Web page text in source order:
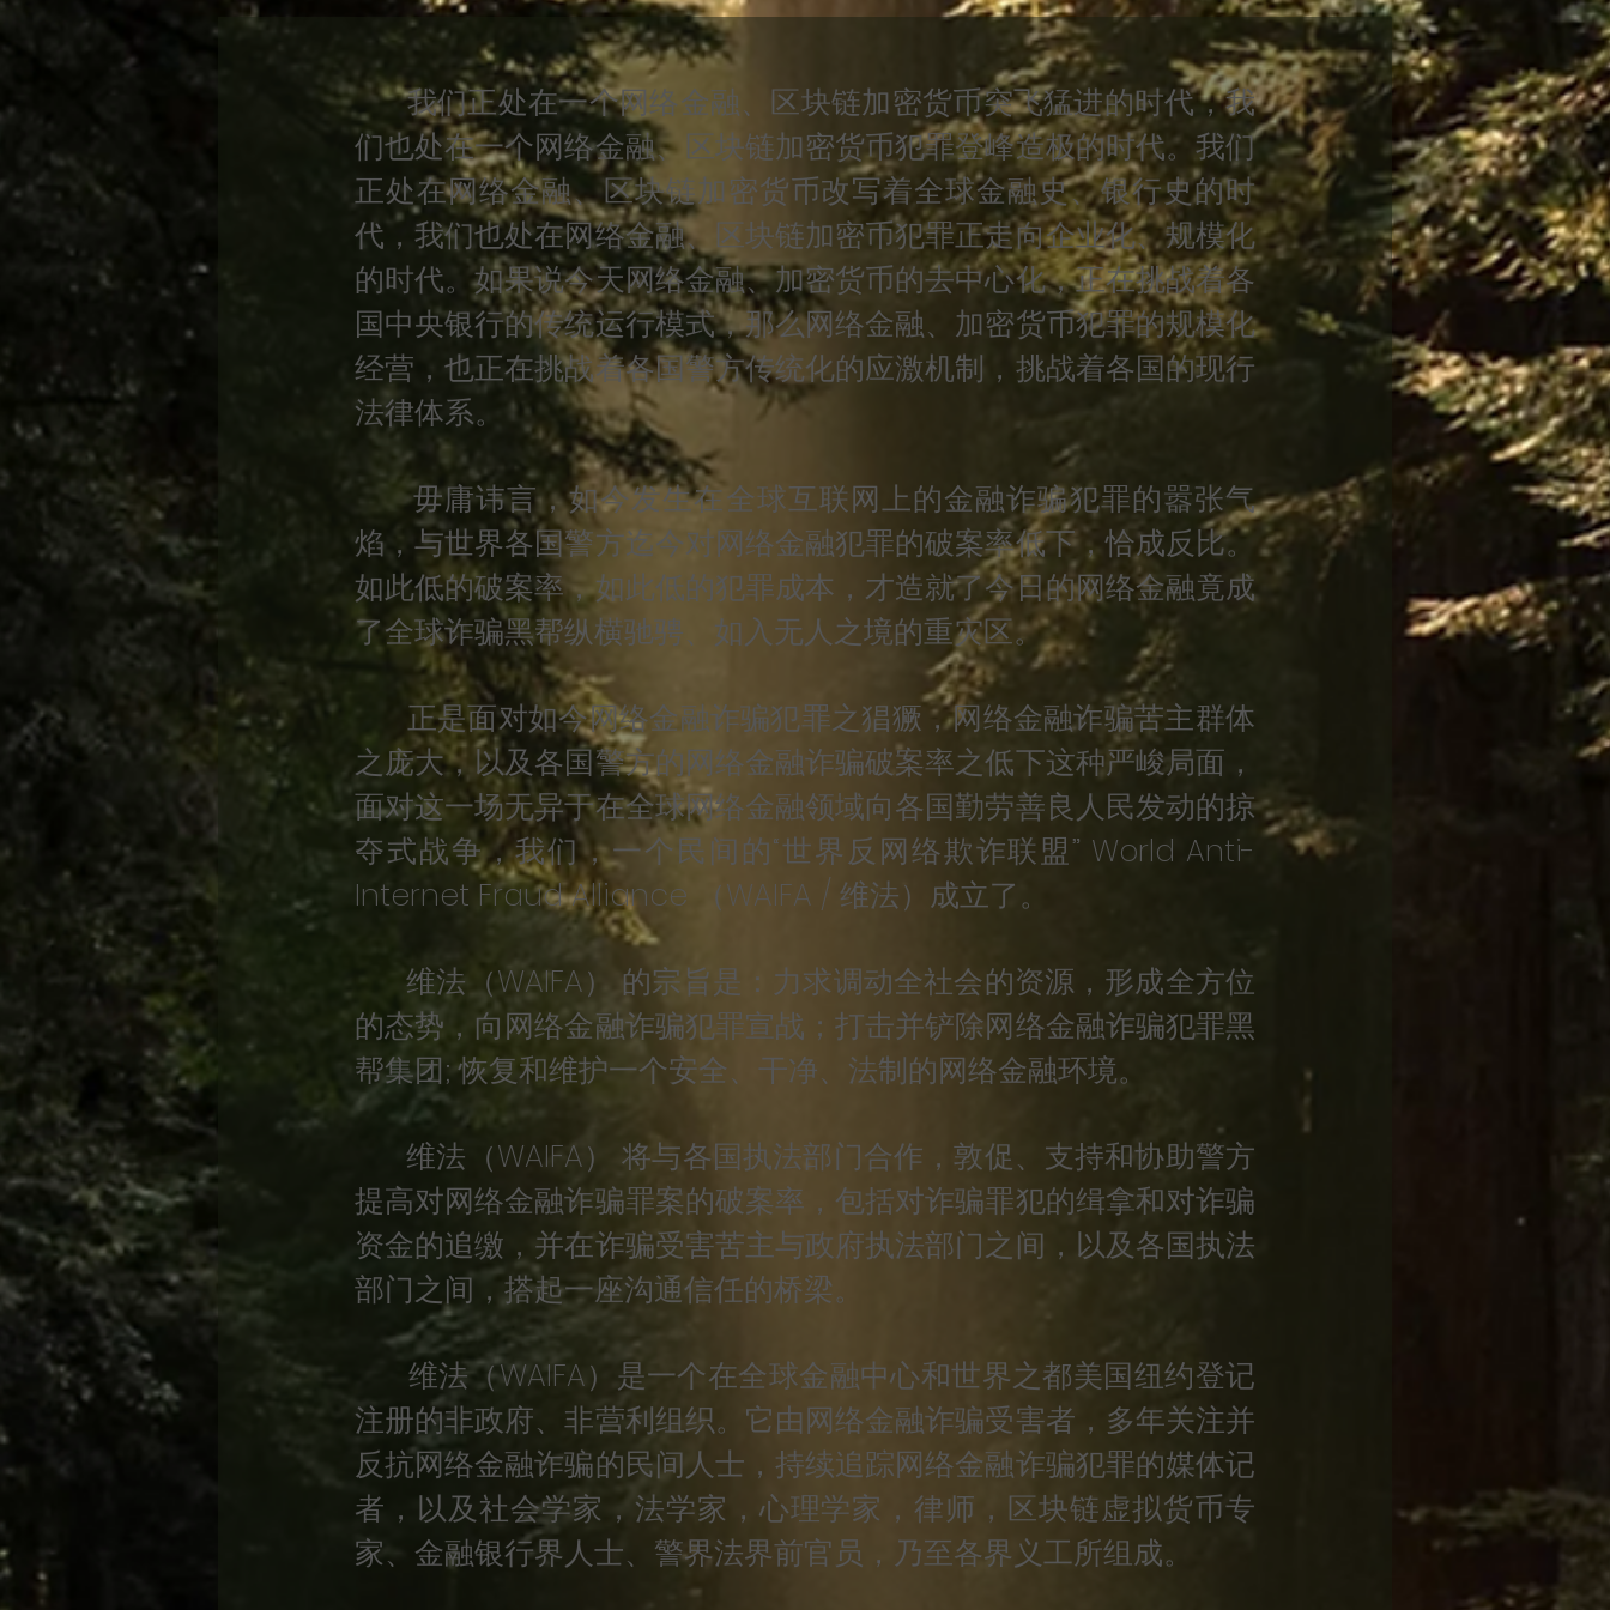
我们正处在一个网络金融、区块链加密货币突飞猛进的时代，我
们也处在一个网络金融、区块链加密货币犯罪登峰造极的时代。我们
正处在网络金融、区块链加密货币改写着全球金融史、银行史的时
代，我们也处在网络金融、区块链加密币犯罪正走向企业化、规模化
的时代。如果说今天网络金融、加密货币的去中心化，正在挑战着各
国中央银行的传统运行模式，那么网络金融、加密货币犯罪的规模化
经营，也正在挑战着各国警方传统化的应激机制，挑战着各国的现行
法律体系。
毋庸讳言，如今发生在全球互联网上的金融诈骗犯罪的嚣张气
焰，与世界各国警方迄今对网络金融犯罪的破案率低下，恰成反比。
如此低的破案率，如此低的犯罪成本，才造就了今日的网络金融竟成
了全球诈骗黑帮纵横驰骋、如入无人之境的重灾区。
正是面对如今网络金融诈骗犯罪之猖獗，网络金融诈骗苦主群体
之庞大，以及各国警方的网络金融诈骗破案率之低下这种严峻局面，
面对这一场无异于在全球网络金融领域向各国勤劳善良人民发动的掠
夺式战争，我们，一个民间的“世界反网络欺诈联盟” World Anti-
Internet Fraud Alliance （WAIFA / 维法）成立了。
维法（WAIFA） 的宗旨是：力求调动全社会的资源，形成全方位
的态势，向网络金融诈骗犯罪宣战；打击并铲除网络金融诈骗犯罪黑
帮集团; 恢复和维护一个安全、干净、法制的网络金融环境。
维法（WAIFA） 将与各国执法部门合作，敦促、支持和协助警方
提高对网络金融诈骗罪案的破案率，包括对诈骗罪犯的缉拿和对诈骗
资金的追缴，并在诈骗受害苦主与政府执法部门之间，以及各国执法
部门之间，搭起一座沟通信任的桥梁。
维法（WAIFA）是一个在全球金融中心和世界之都美国纽约登记
注册的非政府、非营利组织。它由网络金融诈骗受害者，多年关注并
反抗网络金融诈骗的民间人士，持续追踪网络金融诈骗犯罪的媒体记
者，以及社会学家，法学家，心理学家，律师，区块链虚拟货币专
家、金融银行界人士、警界法界前官员，乃至各界义工所组成。